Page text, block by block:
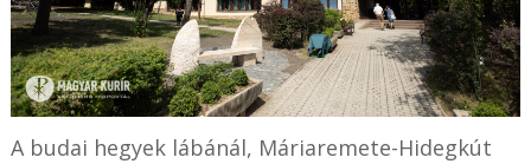
A budai hegyek lábánál, Máriaremete-Hidegkút